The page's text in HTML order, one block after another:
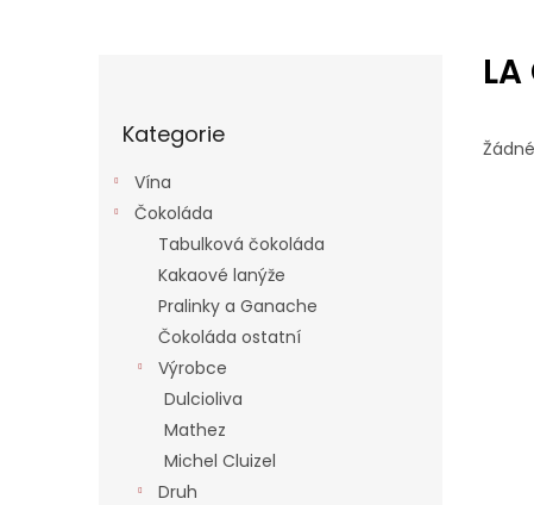
kategorie
Kategorie
Vína
Čokoláda
Tabulková čokoláda
Kakaové lanýže
Pralinky a Ganache
Čokoláda ostatní
Výrobce
Dulcioliva
Mathez
Michel Cluizel
Druh